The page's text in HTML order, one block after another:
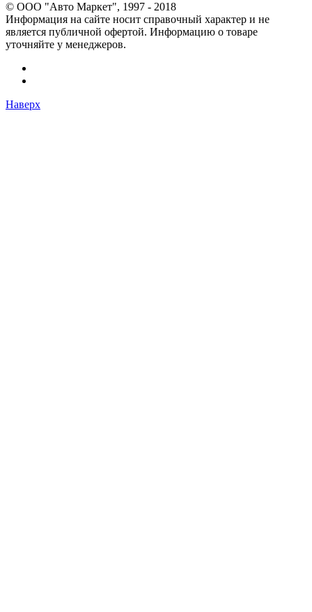
© OOO "Авто Маркет", 1997 - 2018
Информация на сайте носит справочный характер и не
является публичной офертой. Информацию о товаре
уточняйте у менеджеров.
Наверх